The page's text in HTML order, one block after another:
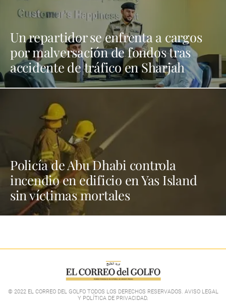
Un repartidor se enfrenta a cargos
por malversación de fondos tras
accidente de tráfico en Sharjah
Policía de Abu Dhabi controla
incendio en edificio en Yas Island
sin víctimas mortales
© 2022 EL CORREO DEL GOLFO TODOS LOS DERECHOS RESERVADOS. AVISO LEGAL
Y POLÍTICA DE PRIVACIDAD.